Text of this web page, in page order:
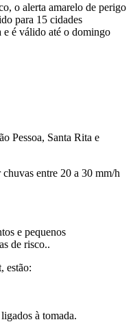
o alerta amarelo de perigo
para 15 cidades
e é válido até o domingo
Pessoa, Santa Rita e
entre 20 a 30 mm/h
e pequenos
de risco..
estão:
à tomada.